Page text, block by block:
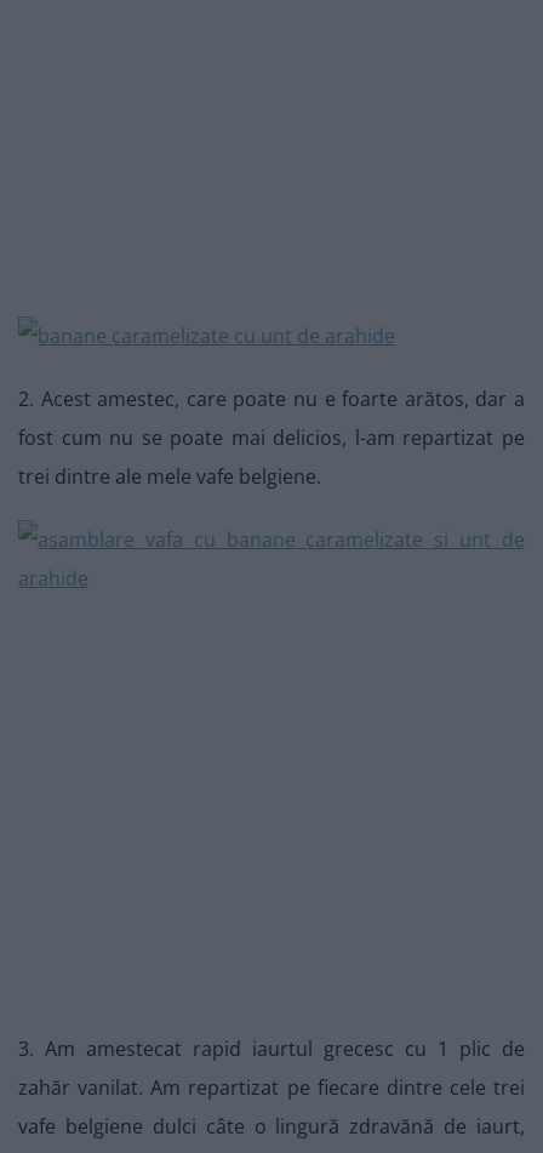
2. Acest amestec, care poate nu e foarte arătos, dar a
fost cum nu se poate mai delicios, l-am repartizat pe
trei dintre ale mele vafe belgiene.
3. Am amestecat rapid iaurtul grecesc cu 1 plic de
zahăr vanilat. Am repartizat pe fiecare dintre cele trei
vafe belgiene dulci câte o lingură zdravănă de iaurt,